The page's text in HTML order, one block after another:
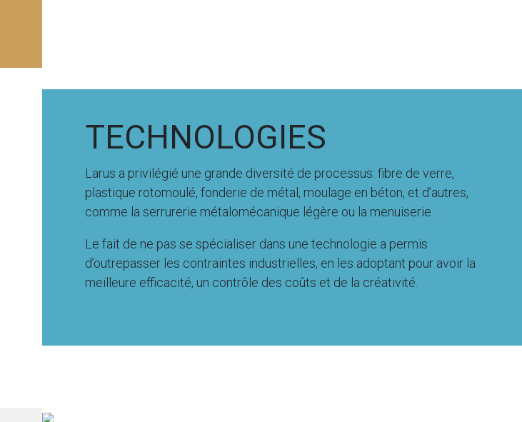
TECHNOLOGIES
Larus a privilégié une grande diversité de processus: fibre de verre,
plastique rotomoulé, fonderie de métal, moulage en béton, et d’autres,
comme la serrurerie métalomécanique légère ou la menuiserie.
Le fait de ne pas se spécialiser dans une technologie a permis
d’outrepasser les contraintes industrielles, en les adoptant pour avoir la
meilleure efficacité, un contrôle des coûts et de la créativité.